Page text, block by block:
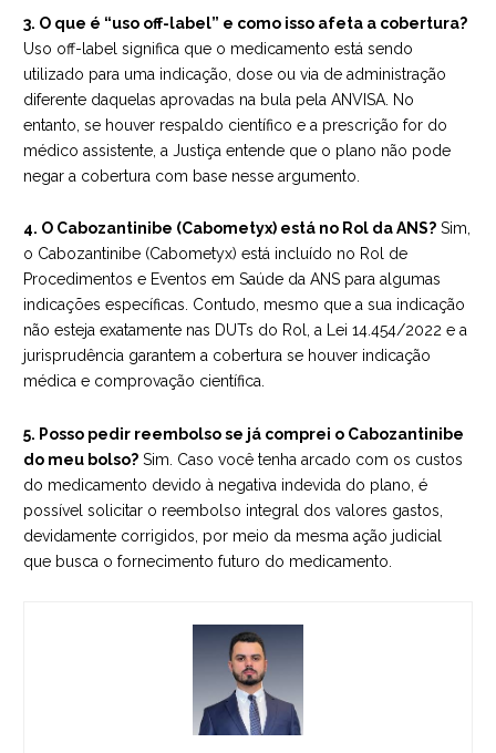
3. O que é “uso off-label” e como isso afeta a cobertura?
Uso off-label significa que o medicamento está sendo
utilizado para uma indicação, dose ou via de administração
diferente daquelas aprovadas na bula pela ANVISA. No
entanto, se houver respaldo científico e a prescrição for do
médico assistente, a Justiça entende que o plano não pode
negar a cobertura com base nesse argumento.
4. O Cabozantinibe (Cabometyx) está no Rol da ANS? Sim,
o Cabozantinibe (Cabometyx) está incluído no Rol de
Procedimentos e Eventos em Saúde da ANS para algumas
indicações específicas. Contudo, mesmo que a sua indicação
não esteja exatamente nas DUTs do Rol, a Lei 14.454/2022 e a
jurisprudência garantem a cobertura se houver indicação
médica e comprovação científica.
5. Posso pedir reembolso se já comprei o Cabozantinibe
do meu bolso? Sim. Caso você tenha arcado com os custos
do medicamento devido à negativa indevida do plano, é
possível solicitar o reembolso integral dos valores gastos,
devidamente corrigidos, por meio da mesma ação judicial
que busca o fornecimento futuro do medicamento.